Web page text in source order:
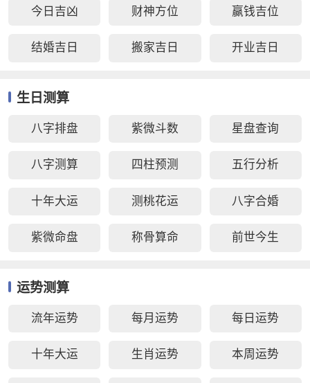
今日吉凶 财神方位 赢钱吉位
结婚吉日 搬家吉日 开业吉日
生日测算
八字排盘 紫微斗数 星盘查询
八字测算 四柱预测 五行分析
十年大运 测桃花运 八字合婚
紫微命盘 称骨算命 前世今生
运势测算
流年运势 每月运势 每日运势
十年大运 生肖运势 本周运势